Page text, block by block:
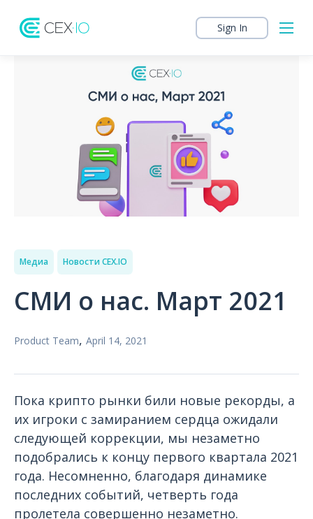
Sign In
Медиа Новости CEX.IO
СМИ о нас. Март 2021
Product Team, April 14, 2021
Пока крипто рынки били новые рекорды, а
их игроки с замиранием сердца ожидали
следующей коррекции, мы незаметно
подобрались к концу первого квартала 2021
года. Несомненно, благодаря динамике
последних событий, четверть года
пролетела совершенно незаметно.